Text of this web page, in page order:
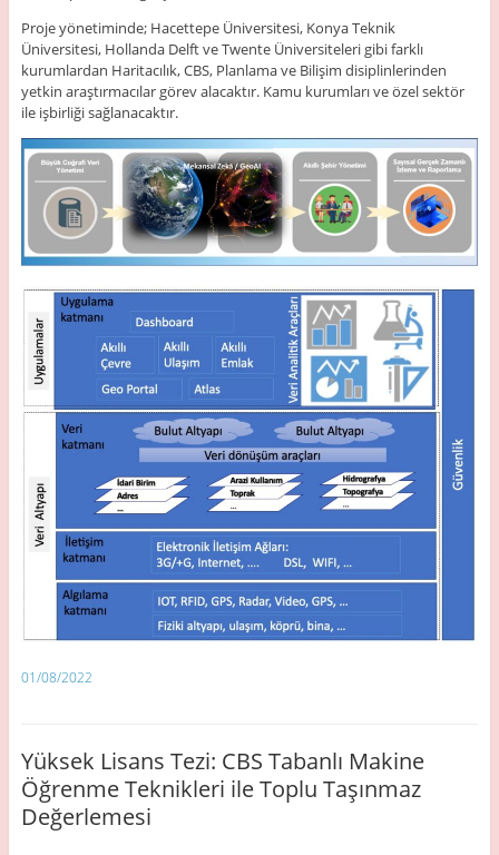
Proje yönetiminde; Hacettepe Üniversitesi, Konya Teknik
Üniversitesi, Hollanda Delft ve Twente Üniversiteleri gibi farklı
kurumlardan Haritacılık, CBS, Planlama ve Bilişim disiplinlerinden
yetkin araştırmacılar görev alacaktır. Kamu kurumları ve özel sektör
ile işbirliği sağlanacaktır.
01/08/2022
Yüksek Lisans Tezi: CBS Tabanlı Makine
Öğrenme Teknikleri ile Toplu Taşınmaz
Değerlemesi